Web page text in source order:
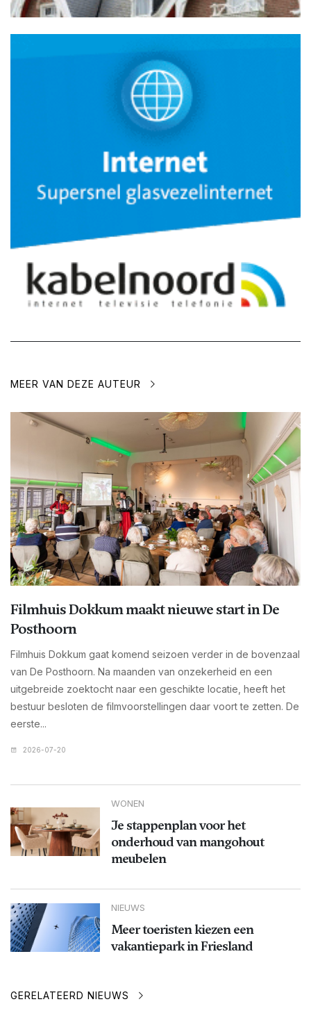
MEER VAN DEZE AUTEUR
Filmhuis Dokkum maakt nieuwe start in De
Posthoorn
Filmhuis Dokkum gaat komend seizoen verder in de bovenzaal
van De Posthoorn. Na maanden van onzekerheid en een
uitgebreide zoektocht naar een geschikte locatie, heeft het
bestuur besloten de filmvoorstellingen daar voort te zetten. De
eerste...
2026-07-20
WONEN
Je stappenplan voor het
onderhoud van mangohout
meubelen
NIEUWS
Meer toeristen kiezen een
vakantiepark in Friesland
GERELATEERD NIEUWS